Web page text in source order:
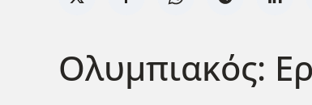
Ολυμπιακός: